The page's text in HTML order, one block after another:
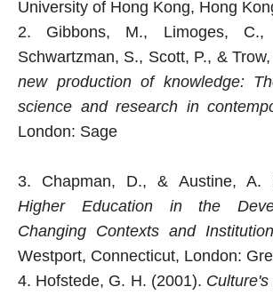
University of Hong Kong, Hong
2. Gibbons, M., Limoges, C.,
Schwartzman, S., Scott, P., &
new productionof knowledge:
science and research in
London: Sage
3. Chapman, D., & Austine, A.
Higher Education in the
Changing Contexts and
Westport, Connecticut, London:
4. Hofstede, G. H. (2001).